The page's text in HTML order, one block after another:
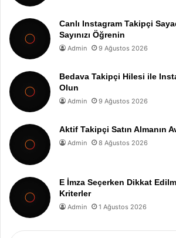
Canlı Instagram Takipçi
Sayınızı Öğrenin
Admin 9 Ağustos 2026
Bedava Takipçi Hilesi ile
Olun
Admin 9 Ağustos 2026
Aktif Takipçi Satın Almanın
Admin 8 Ağustos 2026
E İmza Seçerken Dikkat
Kriterler
Admin 1 Ağustos 2026